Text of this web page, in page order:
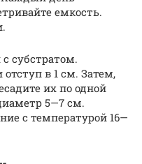
емкость.
субстратом.
в 1 см. Затем,
их по одной
5—7 см.
с температурой 16—